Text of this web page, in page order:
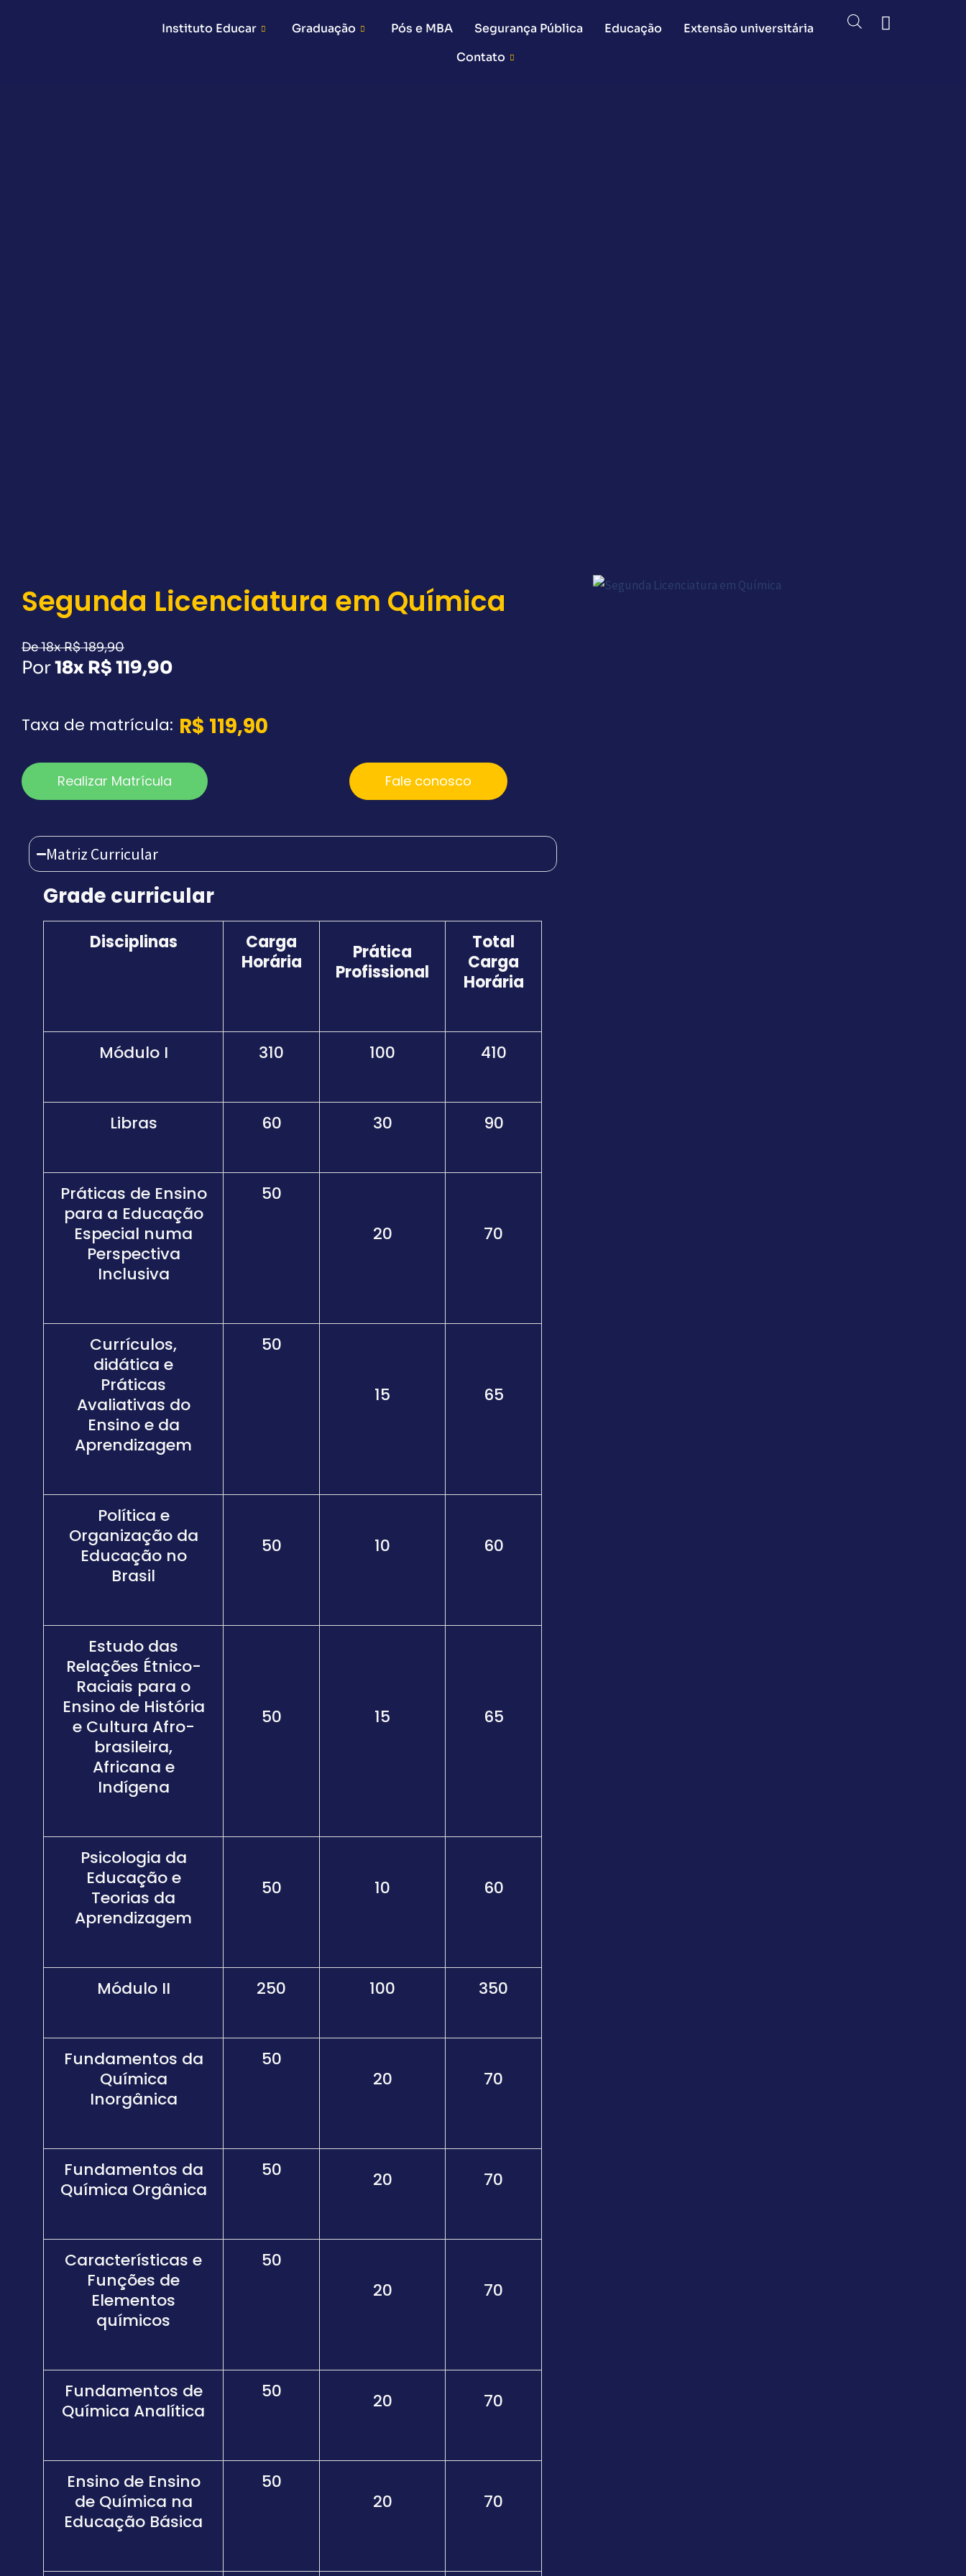
Instituto Educar Graduação Pós e MBA Segurança Pública Educação
Extensão universitária
Contato
Segunda Licenciatura em Química
De 18x R$ 189,90
Por18x R$ 119,90
Taxa de matrícula: R$ 119,90
Realizar Matrícula Fale conosco
Matriz Curricular
Grade curricular
Disciplinas
Carga
Horária
Prática
Profissional
Total
Carga
Horária
Módulo I 310 100 410
Libras 60 30 90
Práticas de Ensino
para a Educação
Especial numa
Perspectiva
Inclusiva
50
20
70
Currículos,
didática e
Práticas
Avaliativas do
Ensino e da
Aprendizagem
50
15 65
Política e
Organização da
Educação no
Brasil
50 10 60
Estudo das
Relações Étnico-
Raciais para o
Ensino de História
e Cultura Afro-
brasileira,
Africana e
Indígena
50 15 65
Psicologia da
Educação e
Teorias da
Aprendizagem
50 10 60
Módulo II 250 100 350
Fundamentos da
Química
Inorgânica
50
20
70
Fundamentos da
Química Orgânica
50 20 70
Características e
Funções de
Elementos
químicos
50
20
70
Fundamentos de
Química Analítica
50 20 70
Ensino de Ensino
de Química na
Educação Básica
50
20
70